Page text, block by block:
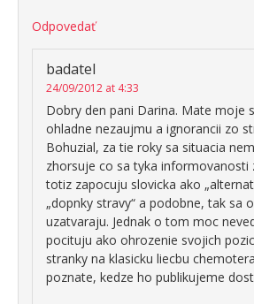
Odpovedať
badatel
24/09/2012 at 4:33
Dobry den pani Darina. Mate moje
ohladne nezaujmu a ignorancii zo
Bohuzial, za tie roky sa situacia
zhorsuje co sa tyka informovanosti
totiz zapocuju slovicka ako
„dopnky stravy“ a podobne, tak sa
uzatvaraju. Jednak o tom moc
pocituju ako ohrozenie svojich
stranky na klasicku liecbu
poznate, kedze ho publikujeme